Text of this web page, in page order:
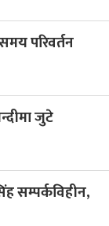
परिवर्तन
जुटे
सम्पर्कविहीन,